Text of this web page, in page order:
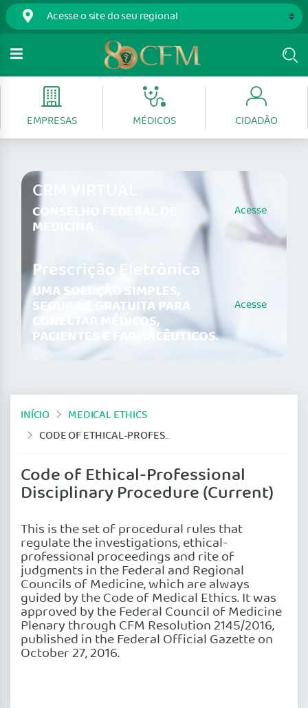
EMPRESAS MÉDICOS CIDADÃO
CRM VIRTUAL
CONSELHO FEDERAL DE
MEDICINA
Acesse
Prescrição Eletrônica
UMA SOLUÇÃO SIMPLES,
SEGURA E GRATUITA PARA
CONECTAR MÉDICOS,
PACIENTES E FARMACÊUTICOS.
Acesse
INÍCIO
MEDICAL ETHICS
CODE OF ETHICAL-PROFESSIONAL DISCIPLINARY PROCEDURE (CURRENT)
Code of Ethical-Professional
Disciplinary Procedure (Current)
This is the set of procedural rules that
regulate the investigations, ethical-
professional proceedings and rite of
judgments in the Federal and Regional
Councils of Medicine, which are always
guided by the Code of Medical Ethics. It was
approved by the Federal Council of Medicine
Plenary through CFM Resolution 2145/2016,
published in the Federal Official Gazette on
October 27, 2016.